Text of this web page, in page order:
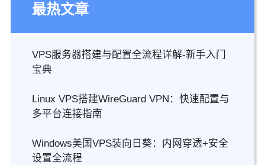
最热文章
VPS服务器搭建与配置全流程详解-新手入门
宝典
Linux VPS搭建WireGuard VPN：快速配置与
多平台连接指南
Windows美国VPS装向日葵：内网穿透+安全
设置全流程